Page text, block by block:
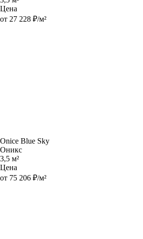
Цена
от 27 228 ₽/м²
Onice Blue Sky
Оникс
3,5 м²
Цена
от 75 206 ₽/м²